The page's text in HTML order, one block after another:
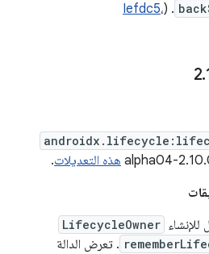
. (
Iefdc5،
.
هذه التعديلات.
للإنشاء LifecycleOwner
. تعرض الدالة